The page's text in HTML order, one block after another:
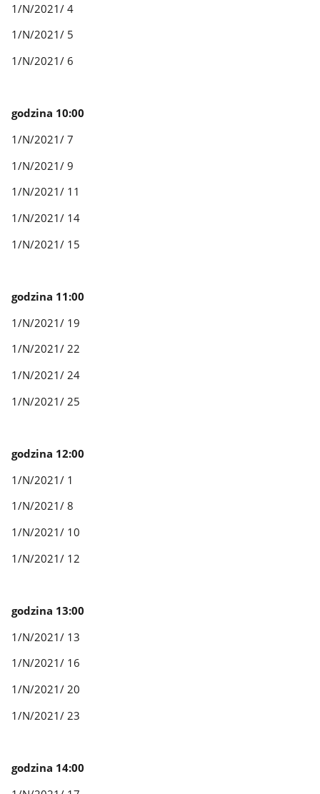
1/N/2021/ 4
1/N/2021/ 5
1/N/2021/ 6
godzina 10:00
1/N/2021/ 7
1/N/2021/ 9
1/N/2021/ 11
1/N/2021/ 14
1/N/2021/ 15
godzina 11:00
1/N/2021/ 19
1/N/2021/ 22
1/N/2021/ 24
1/N/2021/ 25
godzina 12:00
1/N/2021/ 1
1/N/2021/ 8
1/N/2021/ 10
1/N/2021/ 12
godzina 13:00
1/N/2021/ 13
1/N/2021/ 16
1/N/2021/ 20
1/N/2021/ 23
godzina 14:00